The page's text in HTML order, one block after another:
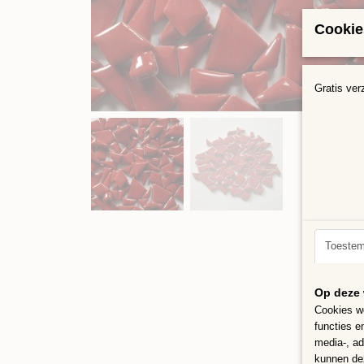
Gratis
Op
Cookies
functies
media-,
kunnen